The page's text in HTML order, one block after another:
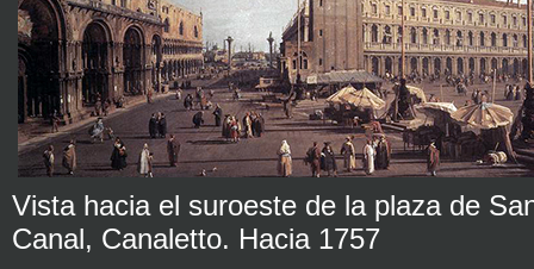
Vista hacia el suroeste de la plaza de
Canal, Canaletto. Hacia 1757